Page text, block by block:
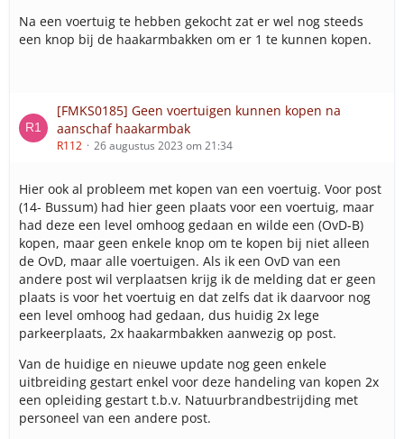
Na een voertuig te hebben gekocht zat er wel nog steeds
een knop bij de haakarmbakken om er 1 te kunnen kopen.
[FMKS0185] Geen voertuigen kunnen kopen na
aanschaf haakarmbak
R112 26 augustus 2023 om 21:34
Hier ook al probleem met kopen van een voertuig. Voor post
(14- Bussum) had hier geen plaats voor een voertuig, maar
had deze een level omhoog gedaan en wilde een (OvD-B)
kopen, maar geen enkele knop om te kopen bij niet alleen
de OvD, maar alle voertuigen. Als ik een OvD van een
andere post wil verplaatsen krijg ik de melding dat er geen
plaats is voor het voertuig en dat zelfs dat ik daarvoor nog
een level omhoog had gedaan, dus huidig 2x lege
parkeerplaats, 2x haakarmbakken aanwezig op post.
Van de huidige en nieuwe update nog geen enkele
uitbreiding gestart enkel voor deze handeling van kopen 2x
een opleiding gestart t.b.v. Natuurbrandbestrijding met
personeel van een andere post.